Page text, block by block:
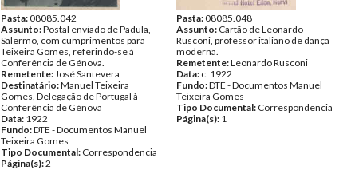
Pasta:08085.042
Assunto:Postal enviado de Padula,
Salermo, com cumprimentos para
Teixeira Gomes, referindo-se à
Conferência de Génova.
Remetente:José Santevera
Destinatário:Manuel Teixeira
Gomes, Delegação de Portugal à
Conferência de Génova
Data: 1922
Fundo:DTE - Documentos Manuel
Teixeira Gomes
Tipo Documental: Correspondencia
Página(s):2
Pasta:08085.048
Assunto: Cartão de Leonardo
Rusconi, professor italiano de dança
moderna.
Remetente:Leonardo Rusconi
Data: c. 1922
Fundo:DTE - Documentos Manuel
Teixeira Gomes
Tipo Documental: Correspondencia
Página(s): 1